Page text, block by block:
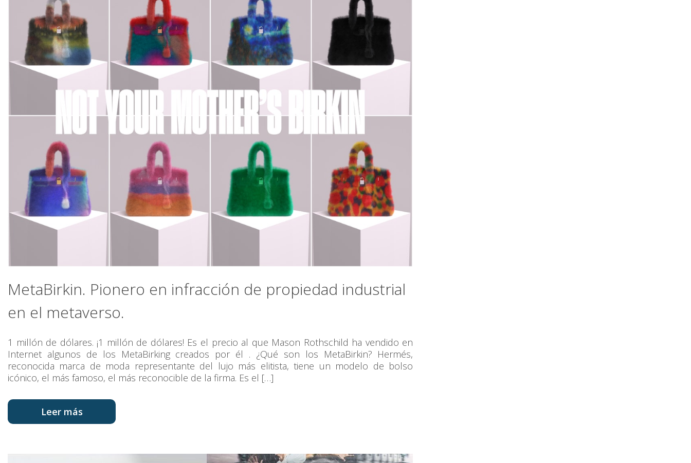
MetaBirkin. Pionero en infracción de propiedad industrial
en el metaverso.
1 millón de dólares. ¡1 millón de dólares! Es el precio al que Mason Rothschild ha vendido en
Internet algunos de los MetaBirking creados por él . ¿Qué son los MetaBirkin? Hermés,
reconocida marca de moda representante del lujo más elitista, tiene un modelo de bolso
icónico, el más famoso, el más reconocible de la firma. Es el […]
Leer más